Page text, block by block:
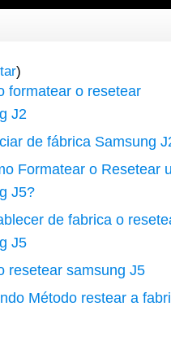
)
formatear o resetear
J2
de fábrica Samsung
Formatear o Resetear
J5?
de fabrica o
J5
resetear samsung J5
Método restear a